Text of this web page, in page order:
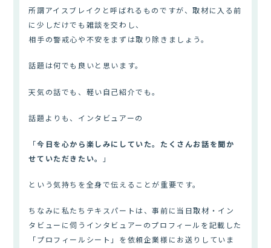
所謂アイスブレイクと呼ばれるものですが、取材に入る前
に少しだけでも雑談を交わし、
相手の警戒心や不安をまずは取り除きましょう。
話題は何でも良いと思います。
天気の話でも、軽い自己紹介でも。
話題よりも、インタビュアーの
「今日を心から楽しみにしていた。たくさんお話を聞か
せていただきたい。
」
という気持ちを全身で伝えることが重要です。
ちなみに私たちテキスパートは、事前に当日取材・イン
タビューに伺うインタビュアーのプロフィールを記載した
「プロフィールシート」を依頼企業様にお送りしていま